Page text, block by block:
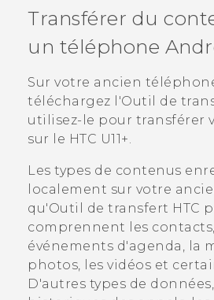
VIVERSE
ASSISTANCE
Appareils HTC & Accessoires
Connexion
Transférer du
un téléphone
Sur votre ancien
téléchargez l'Outil de
utilisez-le pour transférer
sur le HTC U11‍+.
Les types de contenus
localement sur votre
qu'Outil de transfert HTC
comprennent les
événements d'agenda, la
photos, les vidéos et
D'autres types de